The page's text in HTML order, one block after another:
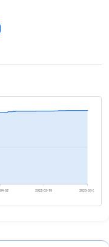
02 2022-03-19 2023-03-05